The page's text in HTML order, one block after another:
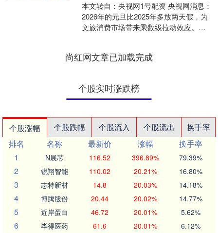
本文转自：央视网1号配资 央视网消息：
2026年的元旦比2025年多放两天假，为
文旅消费市场带来乘数级拉动效应。数
尚红网文章已加载完成
个股实时涨跌榜
个股涨幅 个股跌幅 个股流入 个股流出
换手率
排名
名称 最新价 涨幅
换手率
1
N展芯 116.52 396.89% 79.39%
2 锐翔智能 110.02 20.21% 16.80%
3 志特新材 14.8 20.03% 14.18%
4 博腾股份 20.44 20.02% 14.77%
5 近岸蛋白 46.72 20.01% 5.62%
6 毕得医药 61.6 20.01% 6.12%